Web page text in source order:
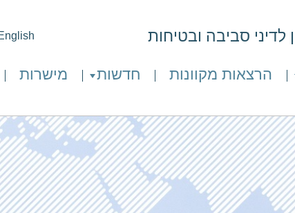
לדיני סביבה ובטיחות
הרצאות מקוונות חדשות
מישרות